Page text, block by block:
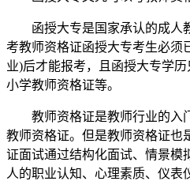
函授大专是国家承认的成人
考教师资格证函授大专考生必须
业)后才能报考，且函授大专学
小学教师资格证等。
教师资格证是教师行业的入
教师资格证。但是教师资格证也
证面试通过结构化面试、情景模
人的职业认知、心理素质、仪表